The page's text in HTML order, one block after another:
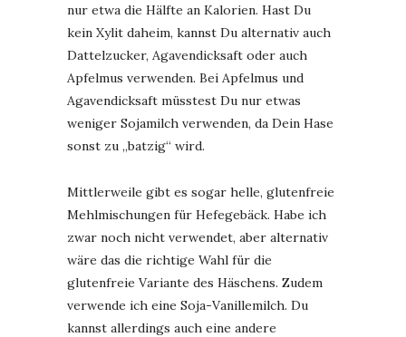
nur etwa die Hälfte an Kalorien. Hast Du
kein Xylit daheim, kannst Du alternativ auch
Dattelzucker, Agavendicksaft oder auch
Apfelmus verwenden. Bei Apfelmus und
Agavendicksaft müsstest Du nur etwas
weniger Sojamilch verwenden, da Dein Hase
sonst zu „batzig“ wird.
Mittlerweile gibt es sogar helle, glutenfreie
Mehlmischungen für Hefegebäck. Habe ich
zwar noch nicht verwendet, aber alternativ
wäre das die richtige Wahl für die
glutenfreie Variante des Häschens. Zudem
verwende ich eine Soja-Vanillemilch. Du
kannst allerdings auch eine andere